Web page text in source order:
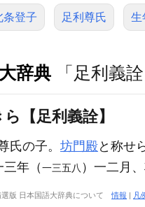
条登子 足利尊氏 生
辞典 「足利義
【足利義詮】
氏の子。 坊門殿と称せ
年（一三五八 ）一二月
選版 日本国語大辞典について情報 | 凡